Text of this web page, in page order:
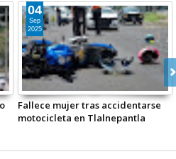
Fallece mujer tras accidentarse
motocicleta en Tlalnepantla
04
Sep
2025